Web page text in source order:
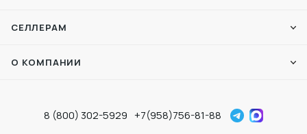
СЕЛЛЕРАМ
О КОМПАНИИ
8 (800) 302-5929 +7(958)756-81-88